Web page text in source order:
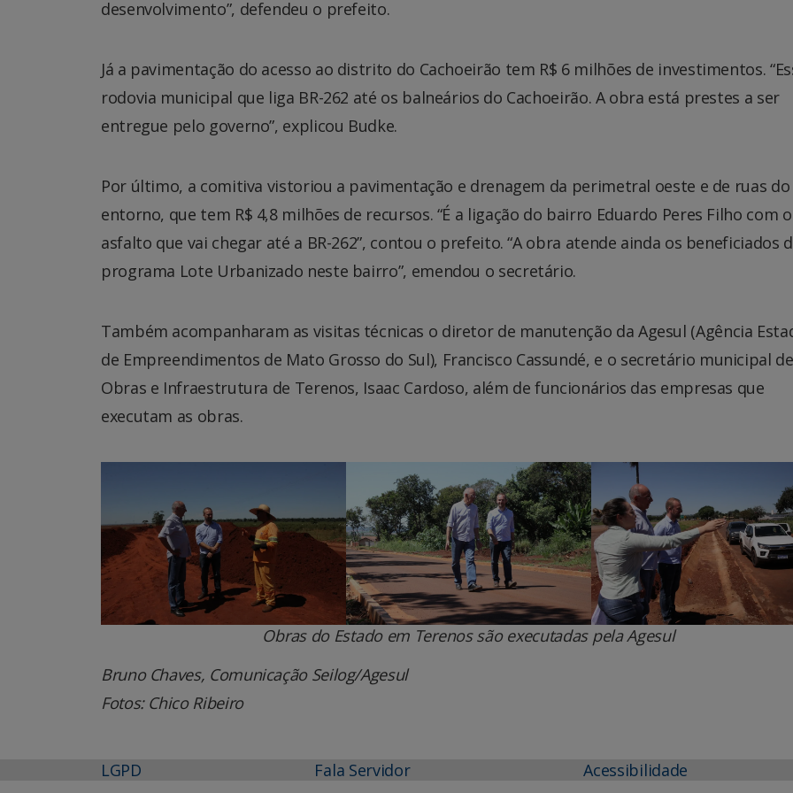
desenvolvimento”, defendeu o prefeito.
Já a pavimentação do acesso ao distrito do Cachoeirão tem R$ 6 milhões de investimentos.
rodovia municipal que liga BR-262 até os balneários do Cachoeirão. A obra está prestes a ser
entregue pelo governo”, explicou Budke.
Por último, a comitiva vistoriou a pavimentação e drenagem da perimetral oeste e de ruas do
entorno, que tem R$ 4,8 milhões de recursos. “É a ligação do bairro Eduardo Peres Filho com o
asfalto que vai chegar até a BR-262”, contou o prefeito. “A obra atende ainda os beneficiados
programa Lote Urbanizado neste bairro”, emendou o secretário.
Também acompanharam as visitas técnicas o diretor de manutenção da Agesul (Agência
de Empreendimentos de Mato Grosso do Sul), Francisco Cassundé, e o secretário municipal de
Obras e Infraestrutura de Terenos, Isaac Cardoso, além de funcionários das empresas que
executam as obras.
Obras do Estado em Terenos são executadas pela Agesul
Bruno Chaves, Comunicação Seilog/Agesul
Fotos: Chico Ribeiro
LGPD Fala Servidor Acessibilidade